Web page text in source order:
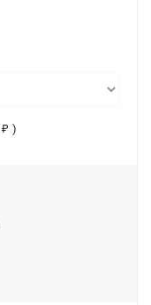
₽ )